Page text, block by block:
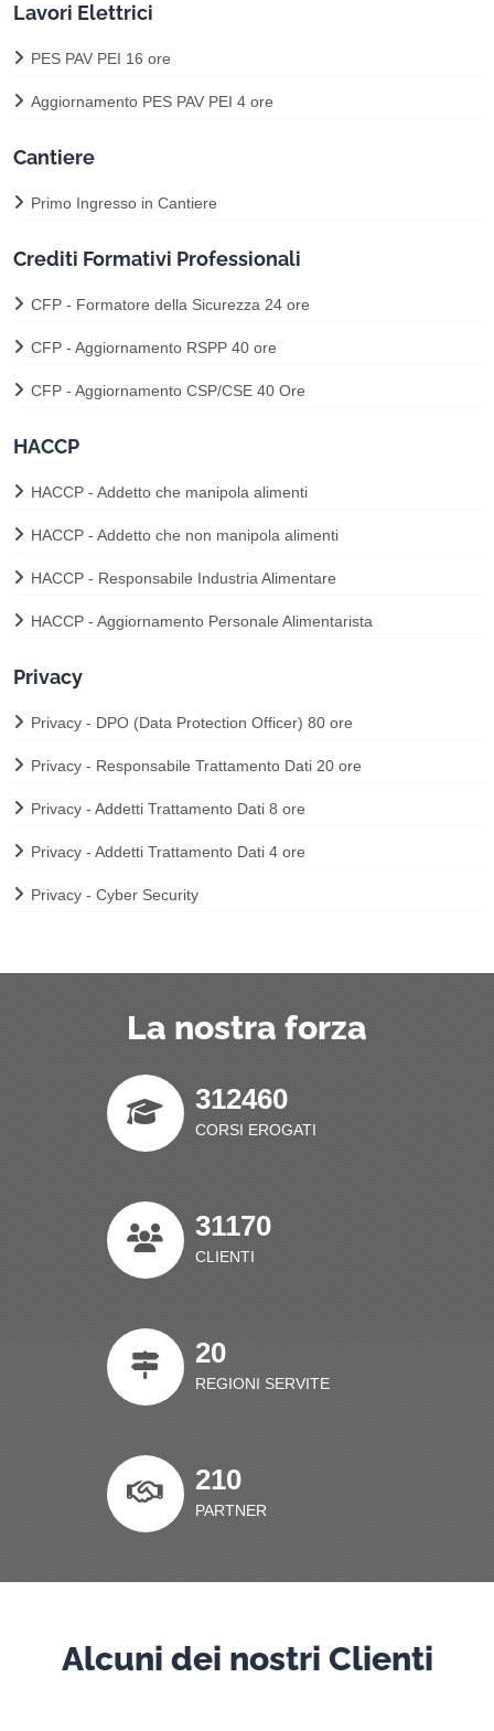
Lavori Elettrici
PES PAV PEI 16 ore
Aggiornamento PES PAV PEI 4 ore
Cantiere
Primo Ingresso in Cantiere
Crediti Formativi Professionali
CFP - Formatore della Sicurezza 24 ore
CFP - Aggiornamento RSPP 40 ore
CFP - Aggiornamento CSP/CSE 40 Ore
HACCP
HACCP - Addetto che manipola alimenti
HACCP - Addetto che non manipola alimenti
HACCP - Responsabile Industria Alimentare
HACCP - Aggiornamento Personale Alimentarista
Privacy
Privacy - DPO (Data Protection Officer) 80 ore
Privacy - Responsabile Trattamento Dati 20 ore
Privacy - Addetti Trattamento Dati 8 ore
Privacy - Addetti Trattamento Dati 4 ore
Privacy - Cyber Security
La nostra forza
312460
CORSI EROGATI
31170
CLIENTI
20
REGIONI SERVITE
210
PARTNER
Alcuni dei nostri Clienti